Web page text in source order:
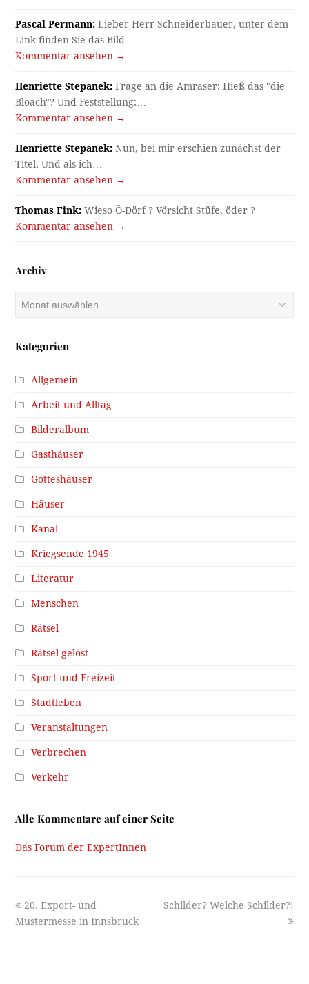
Pascal Permann: Lieber Herr Schneiderbauer, unter dem
Link finden Sie das Bild…
Kommentar ansehen →
Henriette Stepanek: Frage an die Amraser: Hieß das "die
Bloach"? Und Feststellung:…
Kommentar ansehen →
Henriette Stepanek: Nun, bei mir erschien zunächst der
Titel. Und als ich…
Kommentar ansehen →
Thomas Fink: Wieso Ö-Dörf ? Vörsicht Stüfe, öder ?
Kommentar ansehen →
Archiv
Kategorien
Allgemein
Arbeit und Alltag
Bilderalbum
Gasthäuser
Gotteshäuser
Häuser
Kanal
Kriegsende 1945
Literatur
Menschen
Rätsel
Rätsel gelöst
Sport und Freizeit
Stadtleben
Veranstaltungen
Verbrechen
Verkehr
Alle Kommentare auf einer Seite
Das Forum der ExpertInnen
previous
post:
20. Export- und
Mustermesse in Innsbruck
next
Schilder? Welche Schilder?!